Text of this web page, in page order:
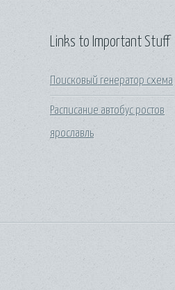
Links to Important Stuff
Поисковый генератор схема
Расписание автобус ростов
ярославль